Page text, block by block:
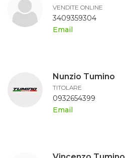
VENDITE ONLINE
3409359304
Email
Nunzio Tumino
TITOLARE
0932654399
Email